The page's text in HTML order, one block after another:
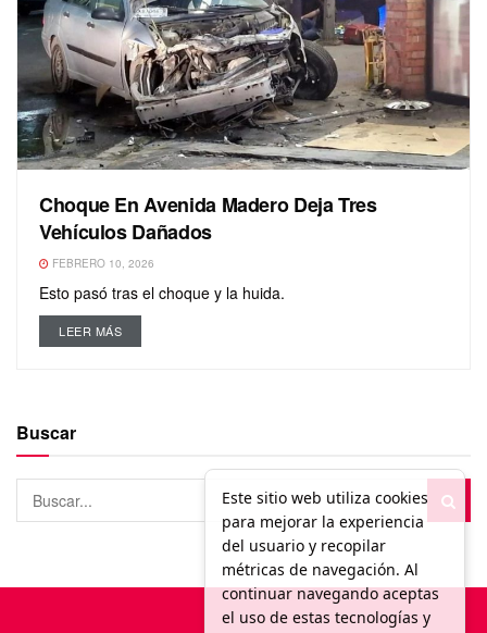
Choque En Avenida Madero Deja Tres
Vehículos Dañados
FEBRERO 10, 2026
Esto pasó tras el choque y la huida.
LEER MÁS
Buscar
Este sitio web utiliza cookies
para mejorar la experiencia
del usuario y recopilar
métricas de navegación. Al
continuar navegando aceptas
el uso de estas tecnologías y